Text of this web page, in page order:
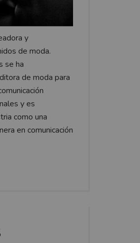
y
de moda.
se ha
de moda para
y es
como una
en comunicación